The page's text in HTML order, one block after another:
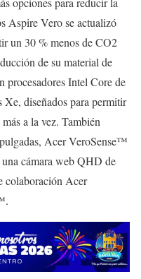
Aspire Vero se actualizó
un 30 % menos de CO2
de su material de
procesadores Intel Core de
Xe, diseñados para permitir
a la vez. También
Acer VeroSense™
cámara web QHD de
colaboración Acer